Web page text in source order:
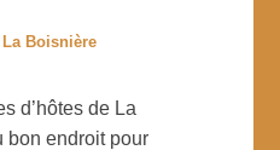
La Boisnière
d’hôtes de La
bon endroit pour